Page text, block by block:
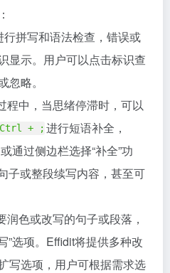
行拼写和语法检查，错误或
显示。用户可以点击标识查
略。
程中，当思绪停滞时，可以
Ctrl + ; 进行短语补全，
通过侧边栏选择“补全”功
子或整段续写内容，甚至可
润色或改写的句子或段落，
”选项。Effidit将提供多种改
写选项，用户可根据需求选